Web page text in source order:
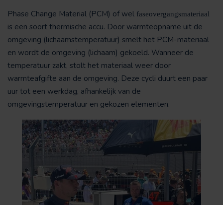
Phase Change Material (PCM) of wel faseovergangsmateriaal
is een soort thermische accu. Door warmteopname uit de
omgeving (lichaamstemperatuur) smelt het PCM-materiaal
en wordt de omgeving (lichaam) gekoeld. Wanneer de
temperatuur zakt, stolt het materiaal weer door
warmteafgifte aan de omgeving. Deze cycli duurt een paar
uur tot een werkdag, afhankelijk van de
omgevingstemperatuur en gekozen elementen.